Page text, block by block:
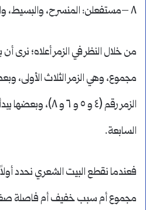
٨ –مستفعلن: المنسرح، والبسيط، والسريع، والرجز، والمجتث.
من خلال النظر في الزمر أعلاه؛ نرى
مجموع، وهي الزمر الثلاث الأولى،
الزمر رقم (٤ و ٥ و ٦
السابعة.
فعندما نقطع البيت الشعري نحدد
مجموع أم سبب خفيف أم فاصلة